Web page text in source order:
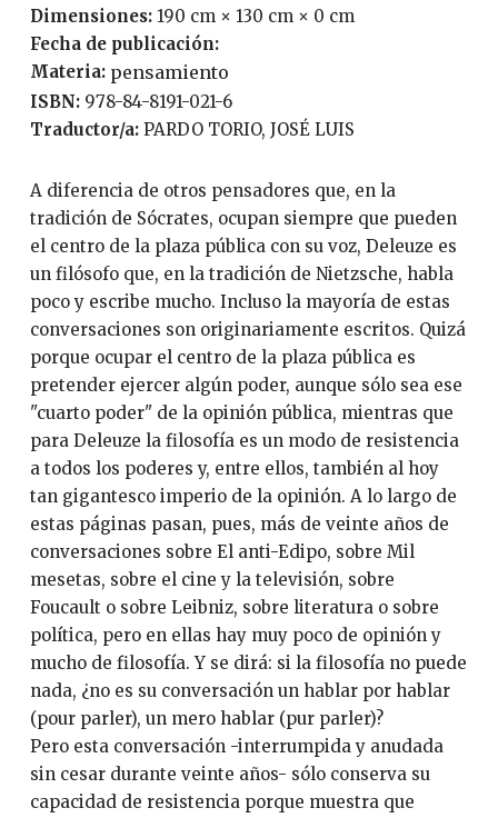
Dimensiones: 190 cm × 130 cm × 0 cm
Fecha de publicación:
Materia: pensamiento
ISBN:
978-84-8191-021-6
Traductor/a:
PARDO TORIO, JOSÉ LUIS
A diferencia de otros pensadores que, en la
tradición de Sócrates, ocupan siempre que pueden
el centro de la plaza pública con su voz, Deleuze es
un filósofo que, en la tradición de Nietzsche, habla
poco y escribe mucho. Incluso la mayoría de estas
conversaciones son originariamente escritos. Quizá
porque ocupar el centro de la plaza pública es
pretender ejercer algún poder, aunque sólo sea ese
"cuarto poder" de la opinión pública, mientras que
para Deleuze la filosofía es un modo de resistencia
a todos los poderes y, entre ellos, también al hoy
tan gigantesco imperio de la opinión. A lo largo de
estas páginas pasan, pues, más de veinte años de
conversaciones sobre El anti-Edipo, sobre Mil
mesetas, sobre el cine y la televisión, sobre
Foucault o sobre Leibniz, sobre literatura o sobre
política, pero en ellas hay muy poco de opinión y
mucho de filosofía. Y se dirá: si la filosofía no puede
nada, ¿no es su conversación un hablar por hablar
(pour parler), un mero hablar (pur parler)?
Pero esta conversación -interrumpida y anudada
sin cesar durante veinte años- sólo conserva su
capacidad de resistencia porque muestra que